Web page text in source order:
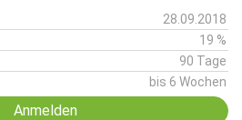
28.09.2018
19 %
90 Tage
bis 6 Wochen
Anmelden